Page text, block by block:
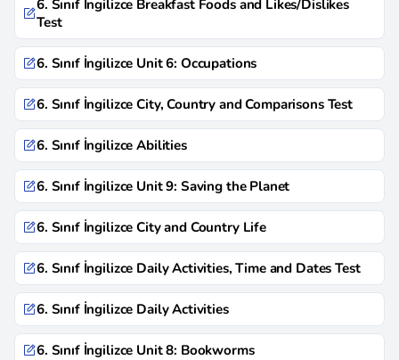
6. Sınıf İngilizce Breakfast Foods and Likes/Dislikes
Test
6. Sınıf İngilizce Unit 6: Occupations
6. Sınıf İngilizce City, Country and Comparisons Test
6. Sınıf İngilizce Abilities
6. Sınıf İngilizce Unit 9: Saving the Planet
6. Sınıf İngilizce City and Country Life
6. Sınıf İngilizce Daily Activities, Time and Dates Test
6. Sınıf İngilizce Daily Activities
6. Sınıf İngilizce Unit 8: Bookworms